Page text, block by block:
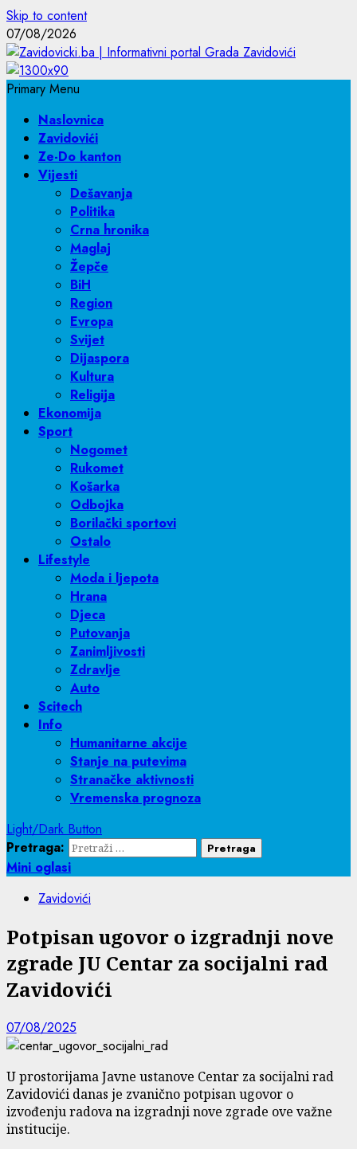
Skip to content
07/08/2026
Primary Menu
Naslovnica
Zavidovići
Ze-Do kanton
Vijesti
Dešavanja
Politika
Crna hronika
Maglaj
Žepče
BiH
Region
Evropa
Svijet
Dijaspora
Kultura
Religija
Ekonomija
Sport
Nogomet
Rukomet
Košarka
Odbojka
Borilački sportovi
Ostalo
Lifestyle
Moda i ljepota
Hrana
Djeca
Putovanja
Zanimljivosti
Zdravlje
Auto
Scitech
Info
Humanitarne akcije
Stanje na putevima
Stranačke aktivnosti
Vremenska prognoza
Light/Dark Button
Pretraga:
Mini oglasi
Zavidovići
Potpisan ugovor o izgradnji nove
zgrade JU Centar za socijalni rad
Zavidovići
07/08/2025
U prostorijama Javne ustanove Centar za socijalni rad
Zavidovići danas je zvanično potpisan ugovor o
izvođenju radova na izgradnji nove zgrade ove važne
institucije.